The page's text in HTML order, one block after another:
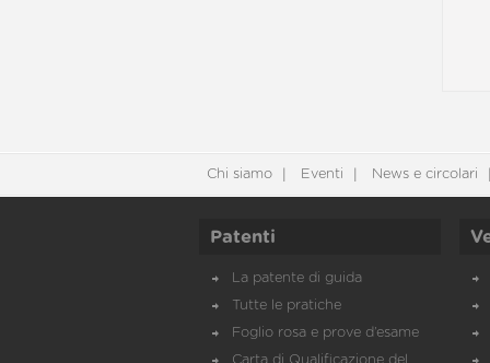
Chi siamo Eventi News e circolari
Patenti
La patente di guida
Tutte le pratiche
Foglio rosa e prove d’esame